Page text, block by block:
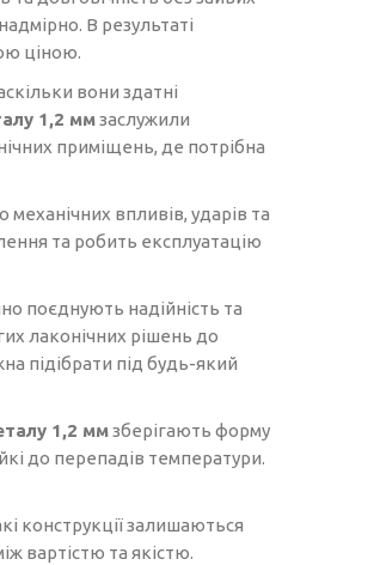
В результаті
ціною.
вони здатні
1,2 ммзаслужили
приміщень, де потрібна
впливів, ударів та
та робить експлуатацію
поєднують надійність та
лаконічних рішень до
підібрати під будь-який
1,2 ммзберігають форму
до перепадів температури.
конструкції залишаються
вартістю та якістю.